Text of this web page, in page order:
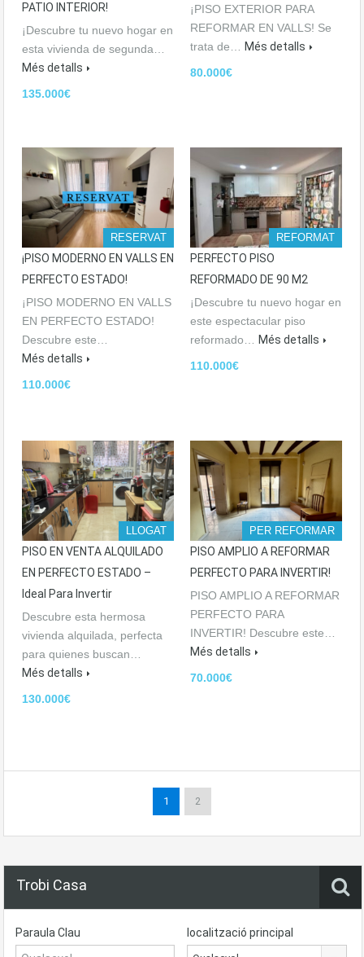
PATIO INTERIOR!
¡Descubre tu nuevo hogar en
esta vivienda de segunda…
Més detalls
135.000€
¡PISO EXTERIOR PARA
REFORMAR EN VALLS! Se
trata de…
Més detalls
80.000€
RESERVAT
¡PISO MODERNO EN VALLS EN
PERFECTO ESTADO!
¡PISO MODERNO EN VALLS
EN PERFECTO ESTADO!
Descubre este…
Més detalls
110.000€
REFORMAT
PERFECTO PISO
REFORMADO DE 90 M2
¡Descubre tu nuevo hogar en
este espectacular piso
reformado…
Més detalls
110.000€
LLOGAT
PISO EN VENTA ALQUILADO
EN PERFECTO ESTADO –
Ideal Para Invertir
Descubre esta hermosa
vivienda alquilada, perfecta
para quienes buscan…
Més detalls
130.000€
PER REFORMAR
PISO AMPLIO A REFORMAR
PERFECTO PARA INVERTIR!
PISO AMPLIO A REFORMAR
PERFECTO PARA
INVERTIR! Descubre este…
Més detalls
70.000€
1 2
Trobi Casa
Paraula Clau localització principal